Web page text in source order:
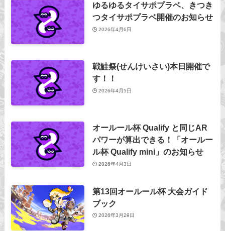
ゆるゆるタイサポプラベ、きつき
つタイサポプラベ開催のお知らせ
2026年4月6日
戦鮭祭(せんけいさい)本日開催で
す！！
2026年4月5日
オールール杯 Qualify と同じAR
パワーが算出できる！「オールー
ル杯 Qualify mini」のお知らせ
2026年4月3日
第13回オールール杯 大会ガイド
ブック
2026年3月29日